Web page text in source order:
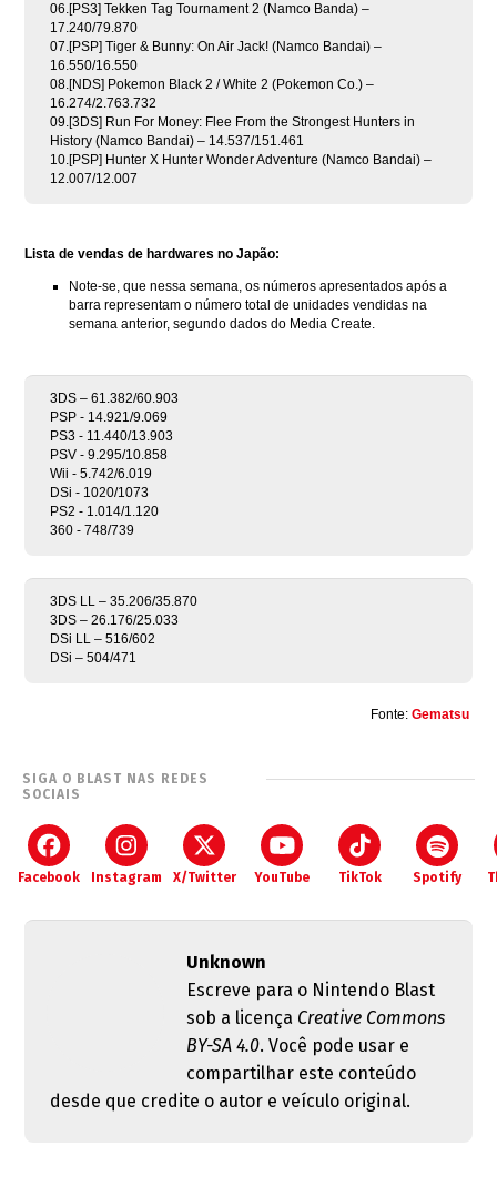
06.[PS3] Tekken Tag Tournament 2 (Namco Banda) –
17.240/79.870
07.[PSP] Tiger & Bunny: On Air Jack! (Namco Bandai) –
16.550/16.550
08.[NDS] Pokemon Black 2 / White 2 (Pokemon Co.) –
16.274/2.763.732
09.[3DS] Run For Money: Flee From the Strongest Hunters in
History (Namco Bandai) – 14.537/151.461
10.[PSP] Hunter X Hunter Wonder Adventure (Namco Bandai) –
12.007/12.007
Lista de vendas de hardwares no Japão:
Note-se, que nessa semana, os números apresentados após a
barra representam o número total de unidades vendidas na
semana anterior, segundo dados do Media Create.
3DS – 61.382/60.903
PSP - 14.921/9.069
PS3 - 11.440/13.903
PSV - 9.295/10.858
Wii - 5.742/6.019
DSi - 1020/1073
PS2 - 1.014/1.120
360 - 748/739
3DS LL – 35.206/35.870
3DS – 26.176/25.033
DSi LL – 516/602
DSi – 504/471
Fonte: Gematsu
SIGA O BLAST NAS REDES
SOCIAIS
Facebook Instagram X/Twitter YouTube TikTok Spotify
Unknown
Escreve para o Nintendo Blast
sob a licença Creative Commons
BY-SA 4.0. Você pode usar e
compartilhar este conteúdo
desde que credite o autor e veículo original.